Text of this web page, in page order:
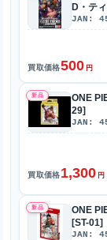
D・テ
JAN:
買取価格500 円
新品
ONE
29]
JAN:
買取価格1,300 円
新品
ONE
[ST-01]
JAN: